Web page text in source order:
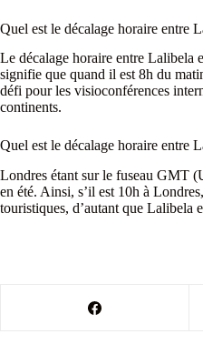
Quel est le décalage horaire entre
Le décalage horaire entre Lalibela
signifie que quand il est 8h du
défi pour les visioconférences
continents.
Quel est le décalage horaire entre
Londres étant sur le fuseau GMT
en été. Ainsi, s’il est 10h à
touristiques, d’autant que Lalibela